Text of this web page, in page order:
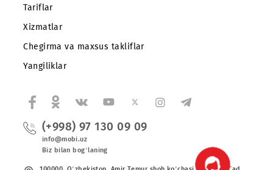
Shartnoma
Mobiuzda karyera
Xizmatlar
Chegirma va maxsus takliflar
Yangiliklar